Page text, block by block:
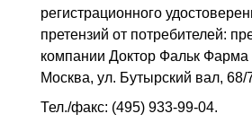
регистрационного
претензий от потребителей:
компании Доктор Фальк
Москва, ул. Бутырский вал, 68/
Тел./факс: (495) 933-99-04.